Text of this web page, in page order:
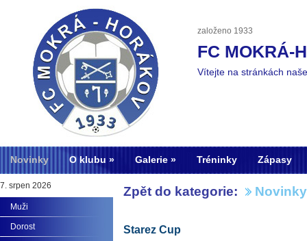
založeno 1933
FC MOKRÁ-
Vítejte na stránkách
Novinky O klubu Galerie Tréninky Zápasy
Zpět do kategorie: Novinky
Starez Cup
7. srpen 2026
Muži
Dorost